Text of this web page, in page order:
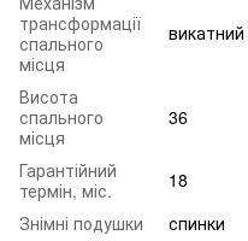
трансформації
спального
місця
викатний
Висота
спального
місця
36
Гарантійний
термін, міс.
18
Знімні подушки
спинки